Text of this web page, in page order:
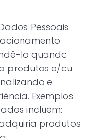
Pessoais
lo quando
produtos e/ou
e
Exemplos
incluem:
produtos